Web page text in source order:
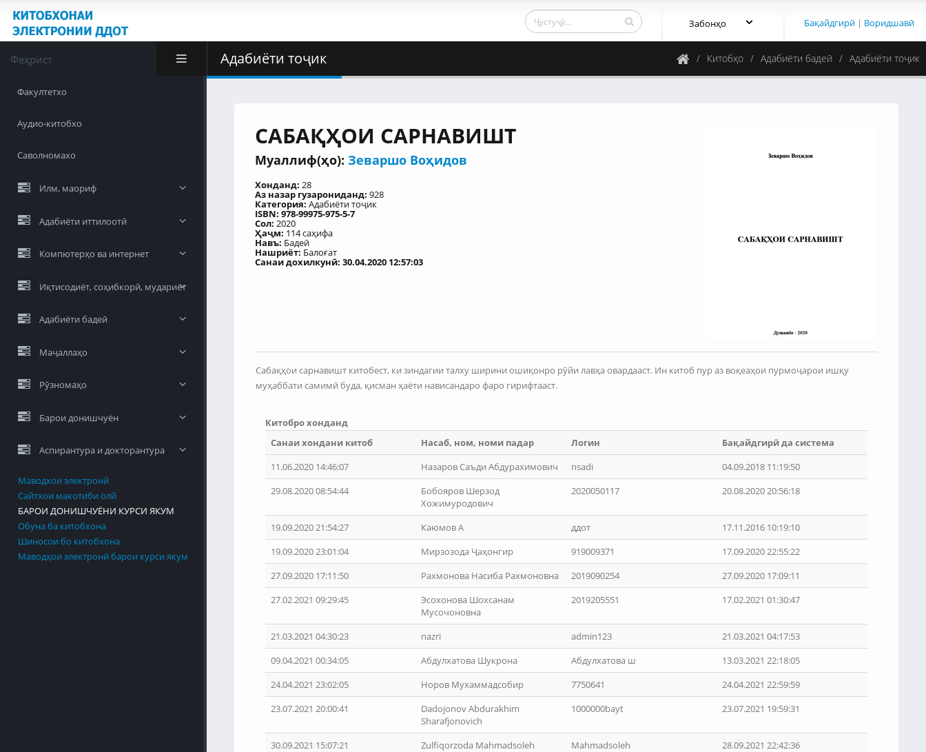
Забонҳо Бақайдгирӣ | Воридшавӣ
Феҳрист
Факултетхо
Аудио-китобхо
Саволномахо
Илм, маориф
Адабиёти иттилоотӣ
Компютерҳо ва интернет
Иқтисодиёт, соҳибкорӣ, мудариёт
Адабиёти бадеӣ
Маҷаллаҳо
Рӯзномаҳо
Барои донишчуён
Аспирантура и докторантура
Маводхои электронй
Сайтхои макотиби олй
БАРОИ ДОНИШЧУЁНИ КУРСИ ЯКУМ
Обуна ба китобхона
Шиносои бо китобхона
Маводҳои электронӣ барои курси якум
Адабиёти тоҷик Китобҳо Адабиёти бадеӣ Адабиёти тоҷик
САБАҚҲОИ САРНАВИШТ
Муаллиф(ҳо): Зеваршо Воҳидов
Хонданд: 28
Аз назар гузарониданд: 928
Категория: Адабиёти тоҷик
ISBN: 978-99975-975-5-7
Сол: 2020
Ҳаҷм: 114 саҳифа
Навъ: Бадеӣ
Нашриёт: Балоғат
Санаи дохилкунӣ: 30.04.2020 12:57:03
Сабақҳои сарнавишт китобест, ки зиндагии талху ширини ошиқонро рӯйи лавҳа овардааст. Ин китоб пур аз воқеаҳои пурмоҷарои ишқу
муҳаббати самимӣ буда, қисман ҳаёти нависандаро фаро гирифтааст.
Китобро хонданд
Санаи хондани китоб
Насаб, ном, номи падар Логин
Бақайдгирӣ да система
11.06.2020 14:46:07
Назаров Саъди Абдурахимович nsadi
04.09.2018 11:19:50
29.08.2020 08:54:44
Бобояров Шерзод
Хожимуродович
2020050117 20.08.2020 20:56:18
19.09.2020 21:54:27 Каюмов А ддот
17.11.2016 10:19:10
19.09.2020 23:01:04
Мирзозода Ҷаҳонгир 919009371
17.09.2020 22:55:22
27.09.2020 17:11:50
Рахмонова Насиба Рахмоновна 2019090254
27.09.2020 17:09:11
27.02.2021 09:29:45
Эсохонова Шохсанам
Мусочоновна
2019205551 17.02.2021 01:30:47
21.03.2021 04:30:23 nazri admin123
21.03.2021 04:17:53
09.04.2021 00:34:05
Абдулхатова Шукрона Абдулхатова ш
13.03.2021 22:18:05
24.04.2021 23:02:05
Норов Мухаммадсобир 7750641
24.04.2021 22:59:59
23.07.2021 20:00:41
Dadojonov Abdurakhim
Sharafjonovich
1000000bayt 23.07.2021 19:59:31
30.09.2021 15:07:21 Zulfiqorzoda Mahmadsoleh Mahmadsoleh
28.09.2021 22:42:36